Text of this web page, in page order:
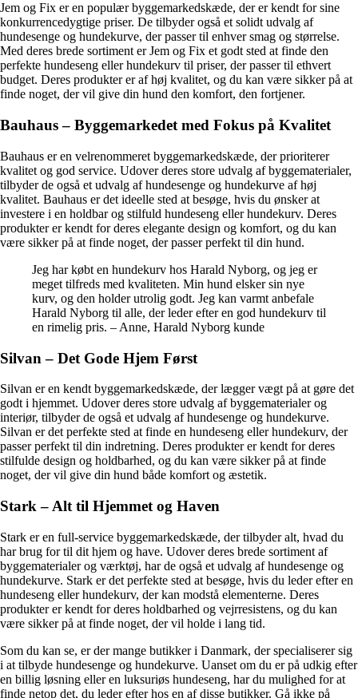
Jem og Fix er en populær byggemarkedskæde, der er kendt for sine
konkurrencedygtige priser. De tilbyder også et solidt udvalg af
hundesenge og hundekurve, der passer til enhver smag og størrelse.
Med deres brede sortiment er Jem og Fix et godt sted at finde den
perfekte hundeseng eller hundekurv til priser, der passer til ethvert
budget. Deres produkter er af høj kvalitet, og du kan være sikker på at
finde noget, der vil give din hund den komfort, den fortjener.
Bauhaus – Byggemarkedet med Fokus på Kvalitet
Bauhaus er en velrenommeret byggemarkedskæde, der prioriterer
kvalitet og god service. Udover deres store udvalg af byggematerialer,
tilbyder de også et udvalg af hundesenge og hundekurve af høj
kvalitet. Bauhaus er det ideelle sted at besøge, hvis du ønsker at
investere i en holdbar og stilfuld hundeseng eller hundekurv. Deres
produkter er kendt for deres elegante design og komfort, og du kan
være sikker på at finde noget, der passer perfekt til din hund.
Jeg har købt en hundekurv hos Harald Nyborg, og jeg er
meget tilfreds med kvaliteten. Min hund elsker sin nye
kurv, og den holder utrolig godt. Jeg kan varmt anbefale
Harald Nyborg til alle, der leder efter en god hundekurv til
en rimelig pris. – Anne, Harald Nyborg kunde
Silvan – Det Gode Hjem Først
Silvan er en kendt byggemarkedskæde, der lægger vægt på at gøre det
godt i hjemmet. Udover deres store udvalg af byggematerialer og
interiør, tilbyder de også et udvalg af hundesenge og hundekurve.
Silvan er det perfekte sted at finde en hundeseng eller hundekurv, der
passer perfekt til din indretning. Deres produkter er kendt for deres
stilfulde design og holdbarhed, og du kan være sikker på at finde
noget, der vil give din hund både komfort og æstetik.
Stark – Alt til Hjemmet og Haven
Stark er en full-service byggemarkedskæde, der tilbyder alt, hvad du
har brug for til dit hjem og have. Udover deres brede sortiment af
byggematerialer og værktøj, har de også et udvalg af hundesenge og
hundekurve. Stark er det perfekte sted at besøge, hvis du leder efter en
hundeseng eller hundekurv, der kan modstå elementerne. Deres
produkter er kendt for deres holdbarhed og vejrresistens, og du kan
være sikker på at finde noget, der vil holde i lang tid.
Som du kan se, er der mange butikker i Danmark, der specialiserer sig
i at tilbyde hundesenge og hundekurve. Uanset om du er på udkig efter
en billig løsning eller en luksuriøs hundeseng, har du mulighed for at
finde netop det, du leder efter hos en af disse butikker. Gå ikke på